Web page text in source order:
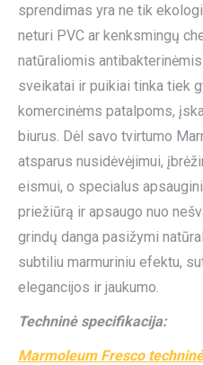
sprendimas yra ne tik
neturi PVC ar kenksmingų
natūraliomis
sveikatai ir puikiai tinka tiek
komercinėms patalpoms,
biurus. Dėl savo tvirtumo
atsparus nusidėvėjimui,
eismui, o specialus
priežiūrą ir apsaugo nuo
grindų danga pasižymi
subtiliu marmuriniu efektu,
elegancijos ir jaukumo.
Techninė specifikacija:
Marmoleum Fresco